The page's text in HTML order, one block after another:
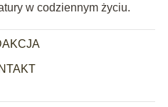
w codziennym życiu.